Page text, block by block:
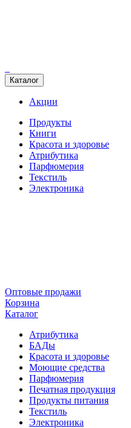
Каталог
Акции
Продукты
Книги
Красота и здоровье
Атрибутика
Парфюмерия
Текстиль
Электроника
Оптовые продажи
Корзина
Каталог
Атрибутика
БАДы
Красота и здоровье
Моющие средства
Парфюмерия
Печатная продукция
Продукты питания
Текстиль
Электроника